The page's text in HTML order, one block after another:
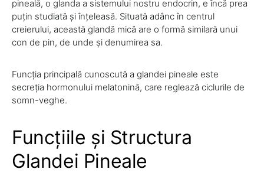
pineală, o glanda a sistemului nostru endocrin, e încă prea
puțin studiată și înțeleasă. Situată adânc în centrul
creierului, această glandă mică are o formă similară unui
con de pin, de unde și denumirea sa.
Funcția principală cunoscută a glandei pineale este
secreția hormonului melatonină, care reglează ciclurile de
somn-veghe.
Funcțiile și Structura
Glandei Pineale